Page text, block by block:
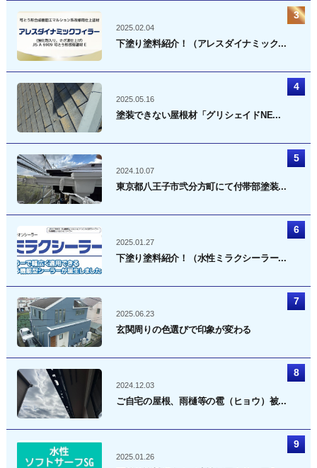
2025.02.04
下塗り塗料紹介！（アレスダイナミック...
2025.05.16
塗装できない屋根材「グリシェイドNE...
2024.10.07
東京都八王子市弐分方町にて付帯部塗装...
2025.01.27
下塗り塗料紹介！（水性ミラクシーラー...
2025.06.23
玄関周りの色選びで印象が変わる
2024.12.03
ご自宅の屋根、雨樋等の雹（ヒョウ）被...
2025.01.26